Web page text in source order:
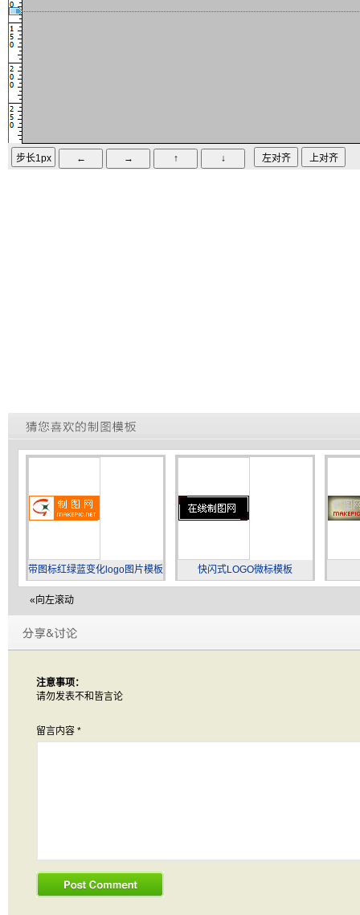
带图标红绿蓝变化logo图片模板 快闪式LOGO微标模板
«向左滚动
注意事项：
请勿发表不和皆言论
留言内容 *